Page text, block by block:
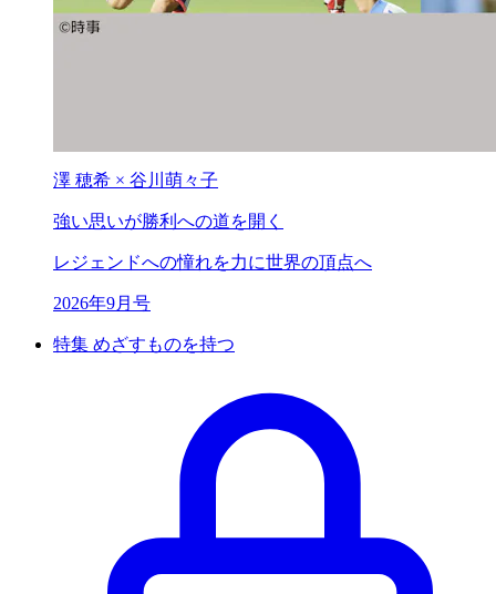
澤 穂希 × 谷川萌々子
強い思いが勝利への道を開く
レジェンドへの憧れを力に世界の頂点へ
2026年9月号
特集 めざすものを持つ